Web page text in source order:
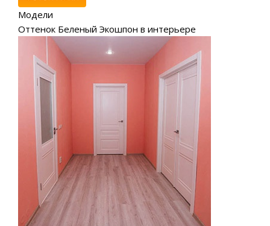
Модели
Оттенок Беленый Экошпон в интерьере